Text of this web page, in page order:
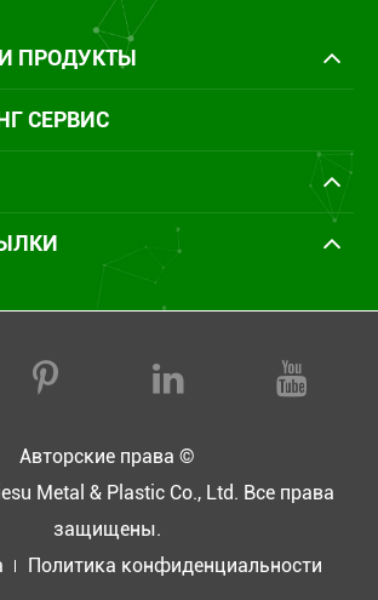
ПРОДУКТЫ
СЕРВИС
Авторские права ©
Metal & Plastic Co., Ltd. Все права
защищены.
Политика конфиденциальности